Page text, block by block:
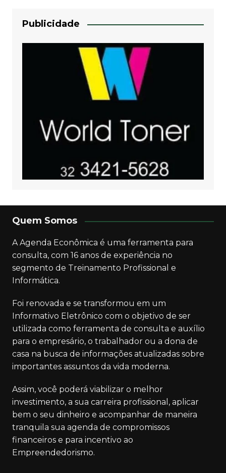
Publicidade
Quem Somos
A Agenda Econômica é uma ferramenta para
consulta, com 16 anos de experiência no
segmento de Treinamento Profissional e
Informática.
Foi renovada e se transformou em um
Informativo Eletrônico com o objetivo de ser
utilizada como ferramenta de consulta e auxílio
para o empresário, o trabalhador ou a dona de
casa na busca de informações atualizadas sobre
importantes assuntos da vida moderna.
Assim, você poderá viabilizar o melhor
investimento, a sua carreira profissional, aplicar
bem o seu dinheiro e acompanhar de maneira
tranquila sua agenda de compromissos
financeiros e para incentivo ao
Empreendedorismo.